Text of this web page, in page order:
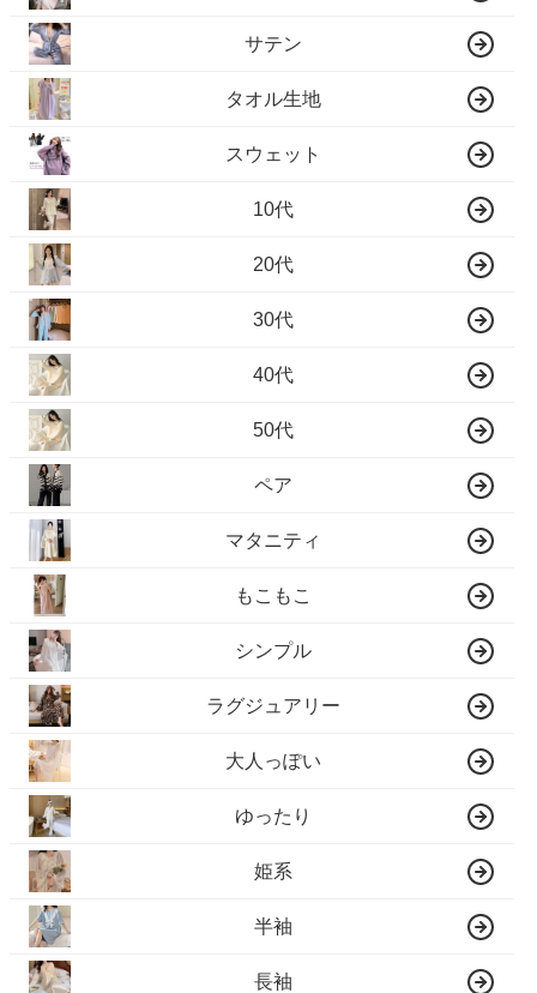
サテン
タオル生地
スウェット
10代
20代
30代
40代
50代
ペア
マタニティ
もこもこ
シンプル
ラグジュアリー
大人っぽい
ゆったり
姫系
半袖
長袖